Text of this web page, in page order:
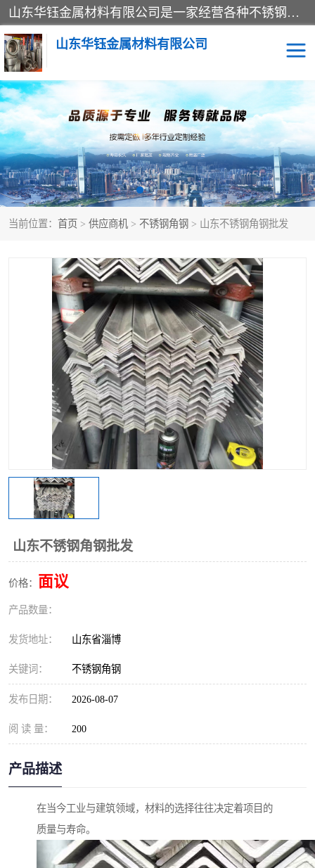
山东华钰金属材料有限公司是一家经营各种不锈钢管材、板材、圆钢、法兰、封头、型材等产品的公司；主营产品有：不锈钢管，激光切割，管件标准件，不锈钢圆钢，不锈钢人孔，不锈钢亮管，不锈钢角钢，不锈钢加工，不锈钢管子，不锈钢工业方管，不锈钢封头，不锈钢法兰，不锈钢阀门，不锈钢槽钢，不锈钢扁钢，不锈钢板等；可为客户制作各种规格的型材及不锈钢配件、非标准件及各种容器具等，能满足客户的不同采购要求。
山东华钰金属材料有限公司
当前位置： 首页 > 供应商机 > 不锈钢角钢 > 山东不锈钢角钢批发
山东不锈钢角钢批发
价格： 面议
产品数量：
发货地址： 山东省淄博
关键词： 不锈钢角钢
发布日期： 2026-08-07
阅 读 量： 200
产品描述
在当今工业与建筑领域，材料的选择往往决定着项目的
质量与寿命。
不锈钢管 激光切割
管件标准件 不锈钢圆钢
不锈钢人孔 不锈钢亮管
不锈钢角钢 不锈钢加工
不锈钢板 不锈钢工业方管
不锈钢封头 不锈钢法兰
不锈钢阀门 不锈钢槽钢
不锈钢扁钢